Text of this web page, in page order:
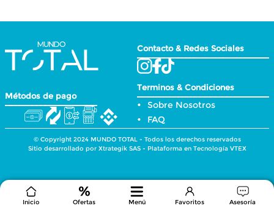
Inicio Ofertas Menú Favoritos Asesoría
Métodos de pago
Contacto & Redes Sociales
Terminos & Condiciones
Sobre Nosotros
FAQ
© Copyright 2024 MUNDO TOTAL - Todos los derechos reservados
Sitio desarrollado por Xtrategik SAS - Plataforma en Tecnología VTEX